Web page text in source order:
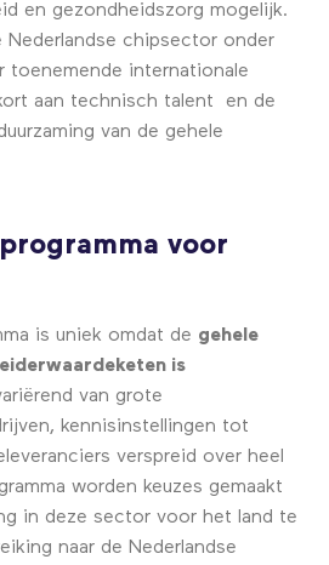
en gezondheidszorg mogelijk.
Nederlandse chipsector onder
toenemende internationale
aan technisch talent en de
van de gehele
voor
is uniek omdat de gehele
is
van grote
kennisinstellingen tot
verspreid over heel
worden keuzes gemaakt
in deze sector voor het land te
naar de Nederlandse